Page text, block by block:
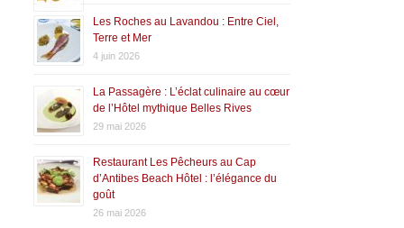
Les Roches au Lavandou : Entre Ciel,
Terre et Mer
4 juin 2026
La Passagère : L’éclat culinaire au cœur
de l’Hôtel mythique Belles Rives
29 mai 2026
Restaurant Les Pêcheurs au Cap
d’Antibes Beach Hôtel : l’élégance du
goût
26 mai 2026